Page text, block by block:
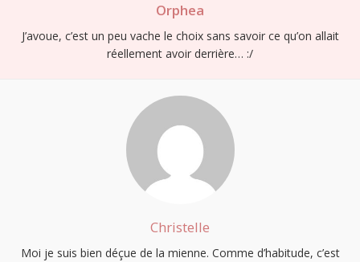
Orphea
J’avoue, c’est un peu vache le choix sans savoir ce qu’on allait
réellement avoir derrière… :/
Christelle
Moi je suis bien déçue de la mienne. Comme d’habitude, c’est